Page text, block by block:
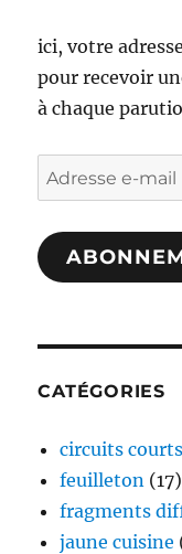
ici, votre
pour recevoir
à chaque
Adresse
e-
mail
CATÉGORIES
circuits courts
feuilleton (17)
fragments
jaune cuisine